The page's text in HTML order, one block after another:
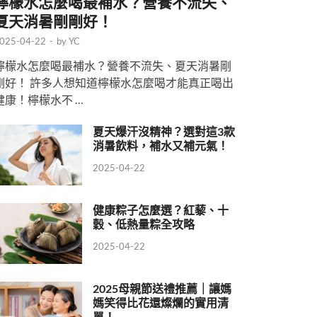
天消暑剛剛好！
04-22 - byYC
檬水怎麼喝最補水？營養不流失、夏天消暑剛
好！ 許多人想知道檸檬水怎麼喝才能真正喝出
康！檸檬水不 …
夏天爆汗沒精神？選對這3款
消暑飲料，補水又補元氣！
2025-04-22
健康粽子怎麼選？紅藜、十
穀、低熱量粽全攻略
2025-04-22
2025母親節送禮推薦｜讓媽
媽笑得比花還燦爛的實用清